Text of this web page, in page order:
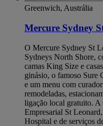
Greenwich, Austrália
Mercure Sydney
O Mercure Sydney St
Sydneys North Shore,
camas King Size e
ginásio, o famoso Sure
e um menu com
remodeladas,
ligação local gratuito. A
Empresarial St
Hospital e de serviços